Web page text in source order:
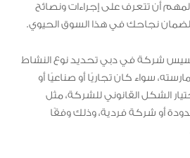
أن تتعرف على إجراءات ونصائح
نجاحك في هذا السوق الحيوي.
شركة في دبي تحديد نوع النشاط
سواء كان تجاريًا أو صناعيًا أو
الشكل القانوني للشركة، مثل
أو شركة فردية، وذلك وفقًا